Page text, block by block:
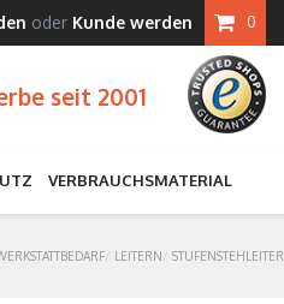
oder Kunde werden 0
seit 2001
VERBRAUCHSMATERIAL
LEITERN STUFENSTEHLEITER